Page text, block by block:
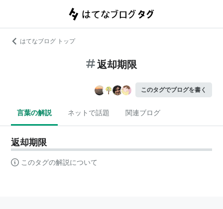
はてなブログ トップ
返却期限
このタグでブログを書く
言葉の解説 ネットで話題 関連ブログ
返却期限
このタグの解説について